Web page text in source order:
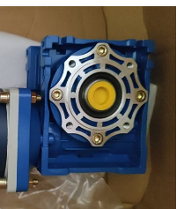
сактагыч кутусу)